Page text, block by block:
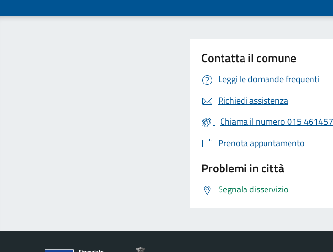
Contatta il comune
Leggi le domande frequenti
Richiedi assistenza
Chiama il numero 015 461457
Prenota appuntamento
Problemi in città
Segnala disservizio